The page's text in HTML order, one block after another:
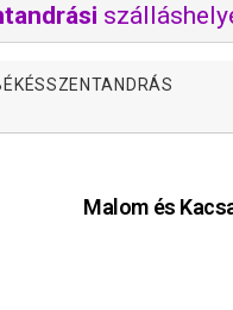
Malom és